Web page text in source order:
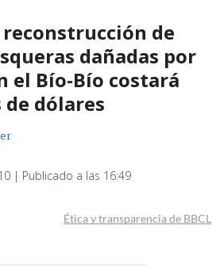
de
dañadas por
el Bío-Bío costará
dólares
| Publicado a las 16:49
Ética y transparencia de BBCL